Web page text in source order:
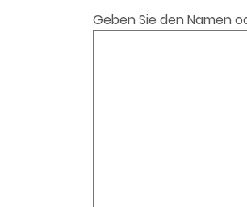
Geben Sie den Namen